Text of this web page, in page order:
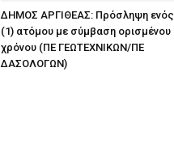
ΔΗΜΟΣ ΑΡΓΙΘΕΑΣ: Πρόσληψη ενός
(1) ατόμου με σύμβαση ορισμένου
χρόνου (ΠΕ ΓΕΩΤΕΧΝΙΚΩΝ/ΠΕ
ΔΑΣΟΛΟΓΩΝ)